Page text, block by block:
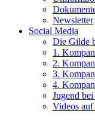
Newsletter
Social Media
Die Gilde
1.
2.
3.
4.
Jugend
Videos auf